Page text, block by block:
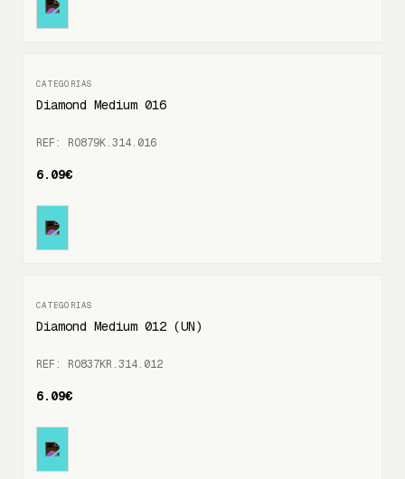
Diamond Medium 016
REF: RO879K.314.016
6.09€
Diamond Medium 012 (UN)
REF: RO837KR.314.012
6.09€